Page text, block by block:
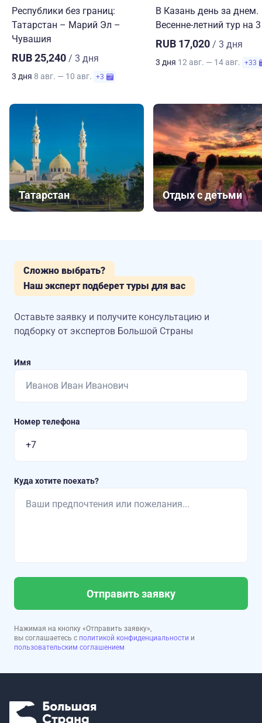
Республики без границ:
Татарстан – Марий Эл –
Чувашия
RUB 25,240 / 3 дня
3 дня 8 авг. — 10 авг. +3
В Казань день за днем.
Весенне-летний тур на
RUB 17,020 / 3 дня
3 дня 12 авг. — 14 авг. +33
Татарстан Отдых с детьми
Сложно выбрать?
Наш эксперт подберет туры для вас
Оставьте заявку и получите консультацию и
подборку от экспертов Большой Страны
Имя
Номер телефона
Куда хотите поехать?
Отправить заявку
Нажимая на кнопку «Отправить заявку»,
вы соглашаетесь с политикой конфиденциальности и
пользовательским соглашением